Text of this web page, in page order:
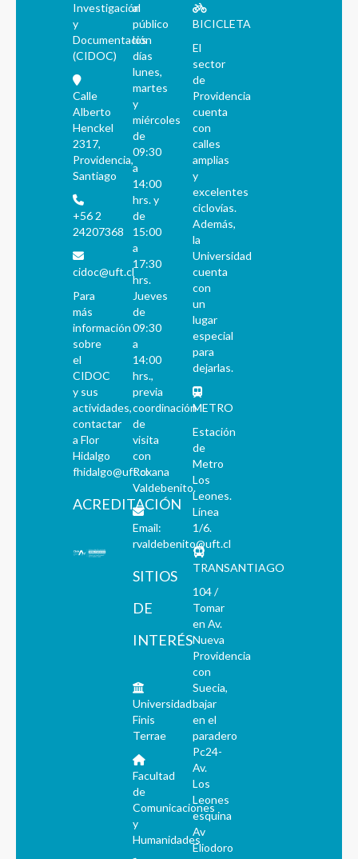
Investigación
y
Documentación
(CIDOC)
Calle
Alberto
Henckel
2317,
Providencia,
Santiago
+56 2
24207368
cidoc@uft.cl
Para
más
información
sobre
el
CIDOC
y sus
actividades,
contactar
a Flor
Hidalgo
fhidalgo@uft.cl
ACREDITACIÓN
al
público
los
días
lunes,
martes
y
miércoles
de
09:30
a
14:00
hrs. y
de
15:00
a
17:30
hrs.
Jueves
de
09:30
a
14:00
hrs.,
previa
coordinación
de
visita
con
Roxana
Valdebenito.
Email:
rvaldebenito@uft.cl
SITIOS
DE
INTERÉS
Universidad
Finis
Terrae
Facultad
de
Comunicaciones
y
Humanidades
BICICLETA
El
sector
de
Providencia
cuenta
con
calles
amplias
y
excelentes
ciclovías.
Además,
la
Universidad
cuenta
con
un
lugar
especial
para
dejarlas.
METRO
Estación
de
Metro
Los
Leones.
Línea
1/6.
TRANSANTIAGO
104 /
Tomar
en Av.
Nueva
Providencia
con
Suecia,
bajar
en el
paradero
Pc24-
Av.
Los
Leones
esquina
Av
Eliodoro